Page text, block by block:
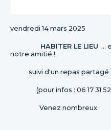
vendredi 14 mars 2025
HABITER LE LIEU ...
notre amitié !
suivi d'un repas partagé
(pour infos : 06 17 31 52
Venez nombreux